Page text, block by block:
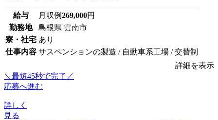
給与 月収例269,000円
勤務地
島根県 雲南市
寮・社宅 あり
仕事内容 サスペンションの製造 / 自動車系工場 / 交替制
詳細を表示
＼最短45秒で完了／
応募へ進む
詳しく
見る